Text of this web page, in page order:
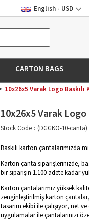
English - USD
CARTON BAGS
10x26x5 Varak Logo
10x26x5 Varak
Stock Code (DGGKO-10-canta)
Baskılı karton çantalarımızda
Karton çanta siparişlerinizde,
bir siparişin 1.100 adete kadar
Karton çantalarımız yüksek
zenginleştirilmiş karton
tasarım ekibi ile çalışıyor, net
uygulamalar ile çantalarınızı